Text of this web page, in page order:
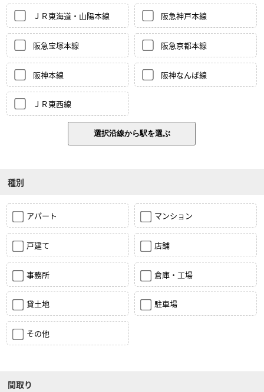
ＪＲ東海道・山陽本線 阪急神戸本線
阪急宝塚本線 阪急京都本線
阪神本線 阪神なんば線
ＪＲ東西線
種別
アパート マンション
戸建て 店舗
事務所 倉庫・工場
貸土地 駐車場
その他
間取り